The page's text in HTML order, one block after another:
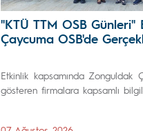
"KTÜ TTM OSB
Çaycuma OSB'de
Etkinlik kapsamında Zonguldak
gösteren firmalara kapsamlı